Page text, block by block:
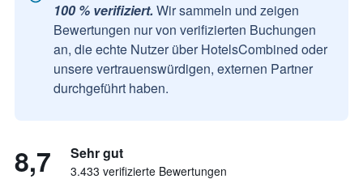
100 % verifiziert. Wir sammeln und zeigen
Bewertungen nur von verifizierten Buchungen
an, die echte Nutzer über HotelsCombined oder
unsere vertrauenswürdigen, externen Partner
durchgeführt haben.
8,7 Sehr gut
3.433 verifizierte Bewertungen